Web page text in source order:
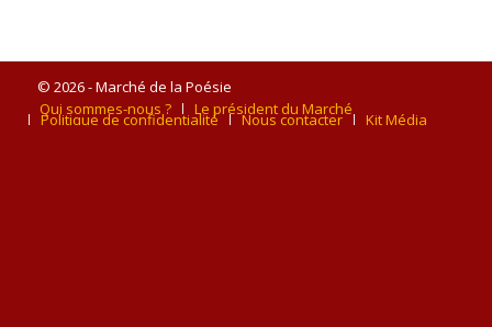
© 2026 - Marché de la Poésie
Qui sommes-nous ?
Le président du Marché
Politique de confidentialité Nous contacter Kit Média